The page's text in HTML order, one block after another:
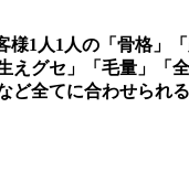
様1人1人の「骨格」
えグセ」「毛量」「
ど全てに合わせられ